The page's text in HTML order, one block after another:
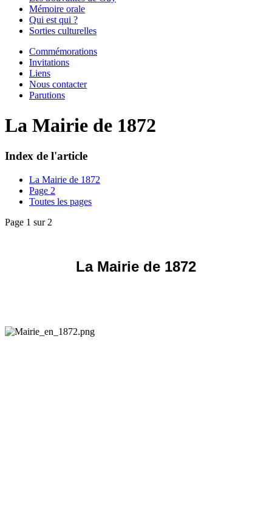
Mémoire orale
Qui est qui ?
Sorties culturelles
Commémorations
Invitations
Liens
Nous contacter
Parutions
La Mairie de 1872
Index de l'article
La Mairie de 1872
Page 2
Toutes les pages
Page 1 sur 2
La Mairie de 1872